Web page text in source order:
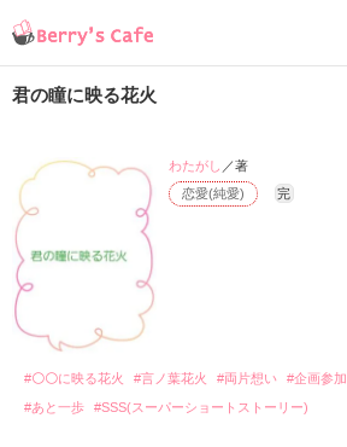
君の瞳に映る花火
恋愛(純愛) 完
わたがし ／著
#⚪⚪に映る花火 #言ノ葉花火 #両片想い #企画参加
#あと一歩
#SSS(スーパーショートストーリー)